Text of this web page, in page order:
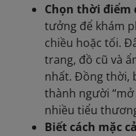
Chọn thời điểm
tưởng để khám
chiều hoặc tối.
trang, đồ cũ và
nhất. Đồng thời,
thành người “mở
nhiều tiểu
Biết cách mặc